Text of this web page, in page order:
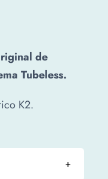
de
Tubeless.
K2.